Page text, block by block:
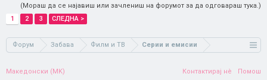
(Мораш да се најавиш или зачлениш на форумот за да одговараш тука.)
1
2 3 СЛЕДНА >
Форум Забава Филм и ТВ Серии и емисии
Македонски (MK) Контактирај нè Помош